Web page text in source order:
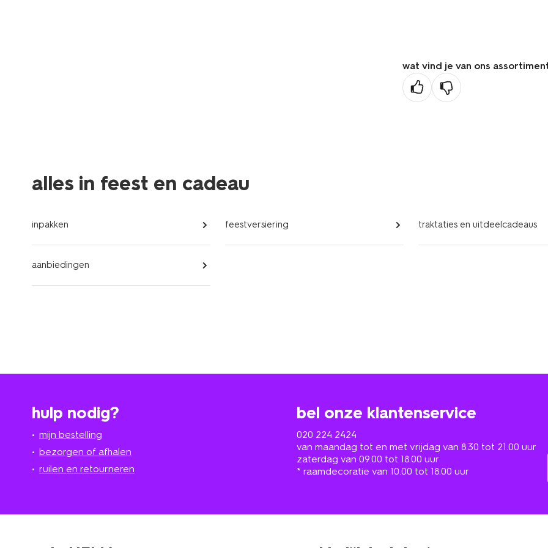
wat vind je van ons
alles in feest en cadeau
inpakken feestversiering traktaties en uitdeelcadeaus
aanbiedingen
hulp nodig?
mijn bestelling
bezorgen of afhalen
ruilen en retourneren
bel onze klantenservice
020 224 2424
van maandag tot en met vrijdag van 8.30 tot 21.00 uur
zaterdag van 09.00 tot 18.00 uur
* raamdecoratie van 10.00 tot 18.00 uur